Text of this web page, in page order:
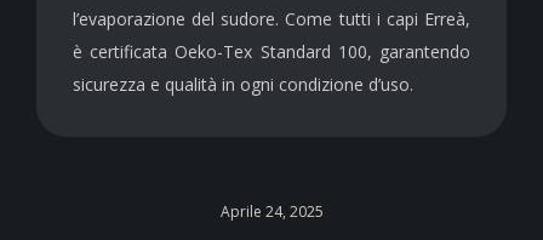
l’evaporazione del sudore. Come tutti i capi Erreà,
è certificata Oeko-Tex Standard 100, garantendo
sicurezza e qualità in ogni condizione d’uso.
Aprile 24, 2025